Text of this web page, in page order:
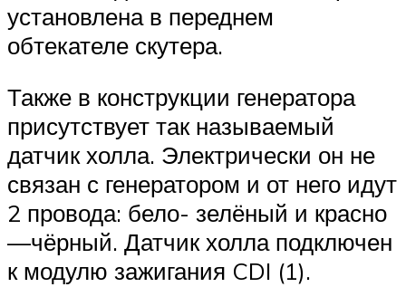
установлена в переднем
обтекателе скутера.
Также в конструкции генератора
присутствует так называемый
датчик холла. Электрически он не
связан с генератором и от него идут
2 провода: бело- зелёный и красно
—чёрный. Датчик холла подключен
к модулю зажигания CDI (1).